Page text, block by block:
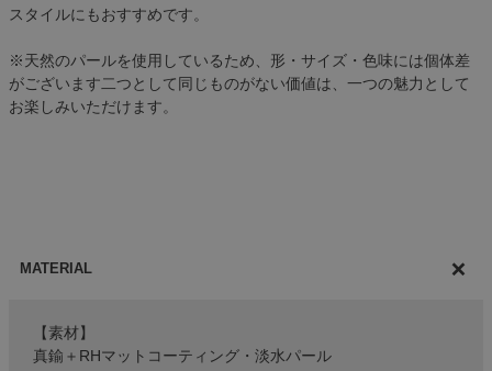
スタイルにもおすすめです。
※天然のパールを使用しているため、形・サイズ・色味には個体差
がございます二つとして同じものがない価値は、一つの魅力として
お楽しみいただけます。
MATERIAL
【素材】
真鍮＋RHマットコーティング・淡水パール